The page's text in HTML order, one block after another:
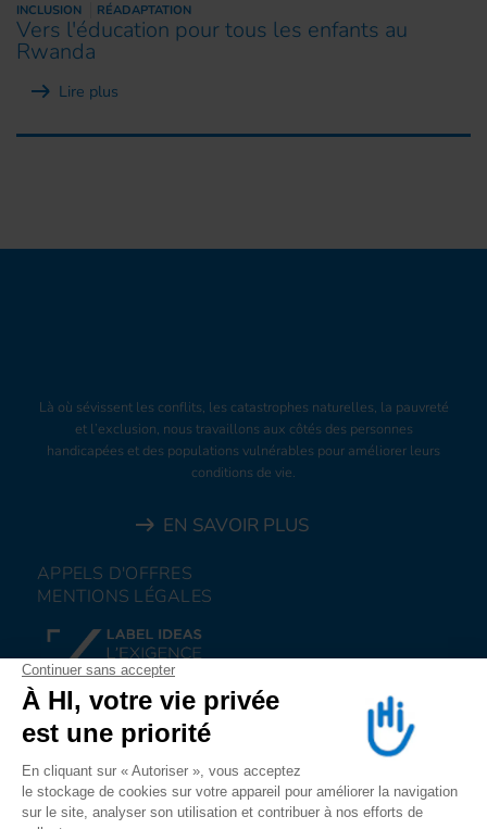
INCLUSION RÉADAPTATION
Vers l'éducation pour tous les enfants au
Rwanda
Lire plus
Là où sévissent les conflits, les catastrophes naturelles, la pauvreté
et l’exclusion, nous travaillons aux côtés des personnes
handicapées et des populations vulnérables pour améliorer leurs
conditions de vie.
EN SAVOIR PLUS
APPELS D'OFFRES
MENTIONS LÉGALES
FAIRE UN DON
NOUS REJOINDRE
NOUS ALERTER
SUIVEZ-NOUS SUR
LES RESEAUX SOCIAUX